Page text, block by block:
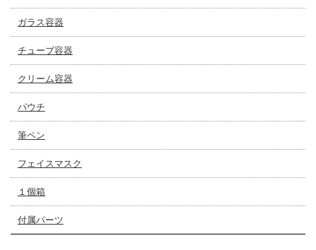
ガラス容器
チューブ容器
クリーム容器
パウチ
筆ペン
フェイスマスク
１個箱
付属パーツ